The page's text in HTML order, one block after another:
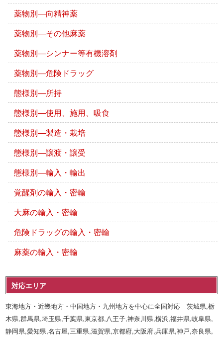
薬物別―向精神薬
薬物別―その他麻薬
薬物別―シンナー等有機溶剤
薬物別―危険ドラッグ
態様別―所持
態様別―使用、施用、吸食
態様別―製造・栽培
態様別―譲渡・譲受
態様別―輸入・輸出
覚醒剤の輸入・密輸
大麻の輸入・密輸
危険ドラッグの輸入・密輸
麻薬の輸入・密輸
対応エリア
東海地方・近畿地方・中国地方・九州地方を中心に全国対応 茨城県,栃
木県,群馬県,埼玉県,千葉県,東京都,八王子,神奈川県,横浜,福井県,岐阜県,
静岡県,愛知県,名古屋,三重県,滋賀県,京都府,大阪府,兵庫県,神戸,奈良県,